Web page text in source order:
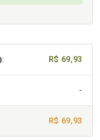
: R$ 69,93
-
R$ 69,93